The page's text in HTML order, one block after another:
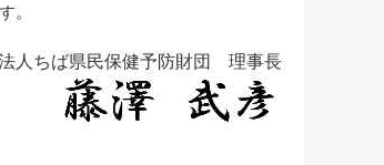
。
人ちば県民保健予防財団 理事長